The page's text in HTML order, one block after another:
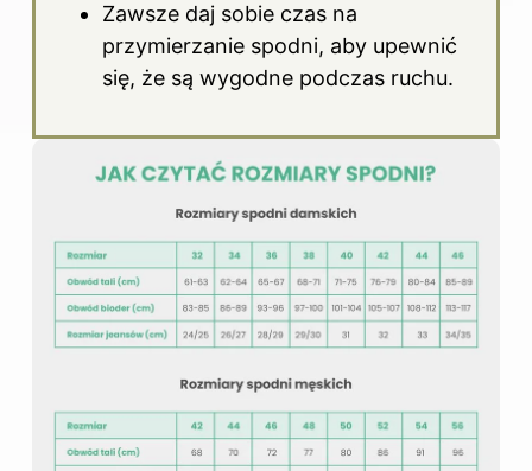
Zawsze daj sobie czas na
przymierzanie spodni, aby upewnić
się, że są wygodne podczas ruchu.